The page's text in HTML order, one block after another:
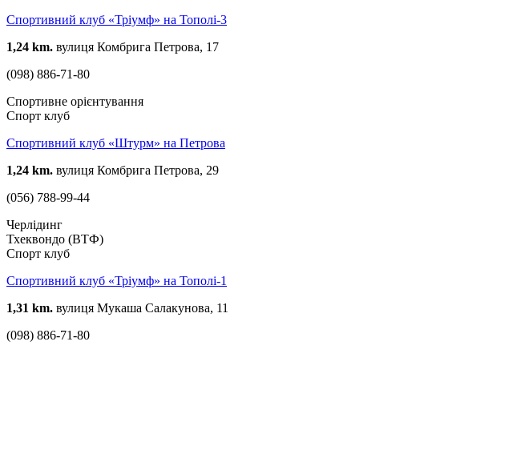
Спортивний клуб «Тріумф» на Тополі-3
1,24 km. вулиця Комбрига Петрова, 17
(098) 886-71-80
Спортивне орієнтування
Спорт клуб
Спортивний клуб «Штурм» на Петрова
1,24 km. вулиця Комбрига Петрова, 29
(056) 788-99-44
Черлідинг
Тхеквондо (ВТФ)
Спорт клуб
Спортивний клуб «Тріумф» на Тополі-1
1,31 km. вулиця Мукаша Салакунова, 11
(098) 886-71-80